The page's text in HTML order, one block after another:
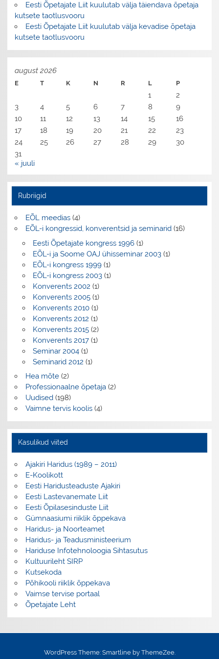
Eesti Õpetajate Liit kuulutab välja täiendava õpetaja
kutsete taotlusvooru
Eesti Õpetajate Liit kuulutab välja kevadise õpetaja
kutsete taotlusvooru
august 2026
E T K N R L P
1
2
3
4 5 6 7 8
9
10
11 12 13 14 15
16
17
18 19 20 21 22
23
24
25 26 27 28 29
30
31
« juuli
Rubriigid
EÕL meedias(4)
EÕL-i kongressid, konverentsid ja seminarid(16)
Eesti Õpetajate kongress 1996(1)
EÕL-i ja Soome OAJ ühisseminar 2003(1)
EÕL-i kongress 1999(1)
EÕL-i kongress 2003(1)
Konverents 2002 (1)
Konverents 2005(1)
Konverents 2010(1)
Konverents 2012 (1)
Konverents 2015(2)
Konverents 2017(1)
Seminar 2004(1)
Seminarid 2012 (1)
Hea mõte(2)
Professionaalne õpetaja(2)
Uudised(198)
Vaimne tervis koolis(4)
Kasulikud viited
Ajakiri Haridus (1989 – 2011)
E-Koolikott
Eesti Haridusteaduste Ajakiri
Eesti Lastevanemate Liit
Eesti Õpilasesinduste Liit
Gümnaasiumi riiklik õppekava
Haridus- ja Noorteamet
Haridus- ja Teadusministeerium
Hariduse Infotehnoloogia Sihtasutus
Kultuurileht SIRP
Kutsekoda
Põhikooli riiklik õppekava
Vaimse tervise portaal
Õpetajate Leht
WordPress Theme: Smartline by ThemeZee.